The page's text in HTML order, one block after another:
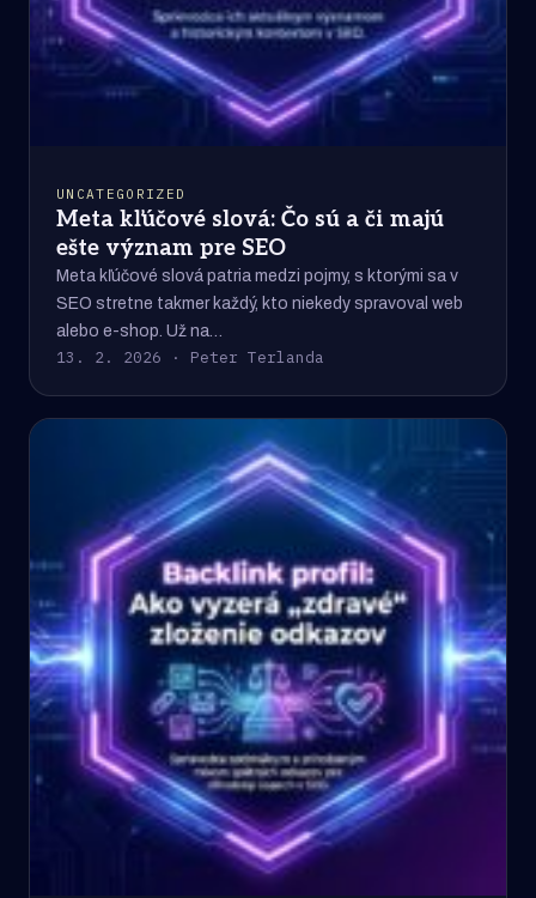
UNCATEGORIZED
Meta kľúčové slová: Čo sú a či majú
ešte význam pre SEO
Meta kľúčové slová patria medzi pojmy, s ktorými sa v
SEO stretne takmer každý, kto niekedy spravoval web
alebo e-shop. Už na…
13. 2. 2026 · Peter Terlanda